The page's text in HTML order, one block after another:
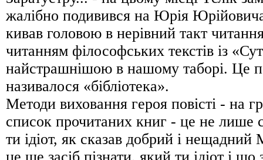
жалібно подивився на Юрія
кивав головою в нерівний такт
читанням філософських текстів із
найстрашнішою в нашому таборі. Це
називалося «бібліотека».
Методи виховання героя повісті - на
список прочитаних книг - це не лише
ти ідіот, як сказав добрий і